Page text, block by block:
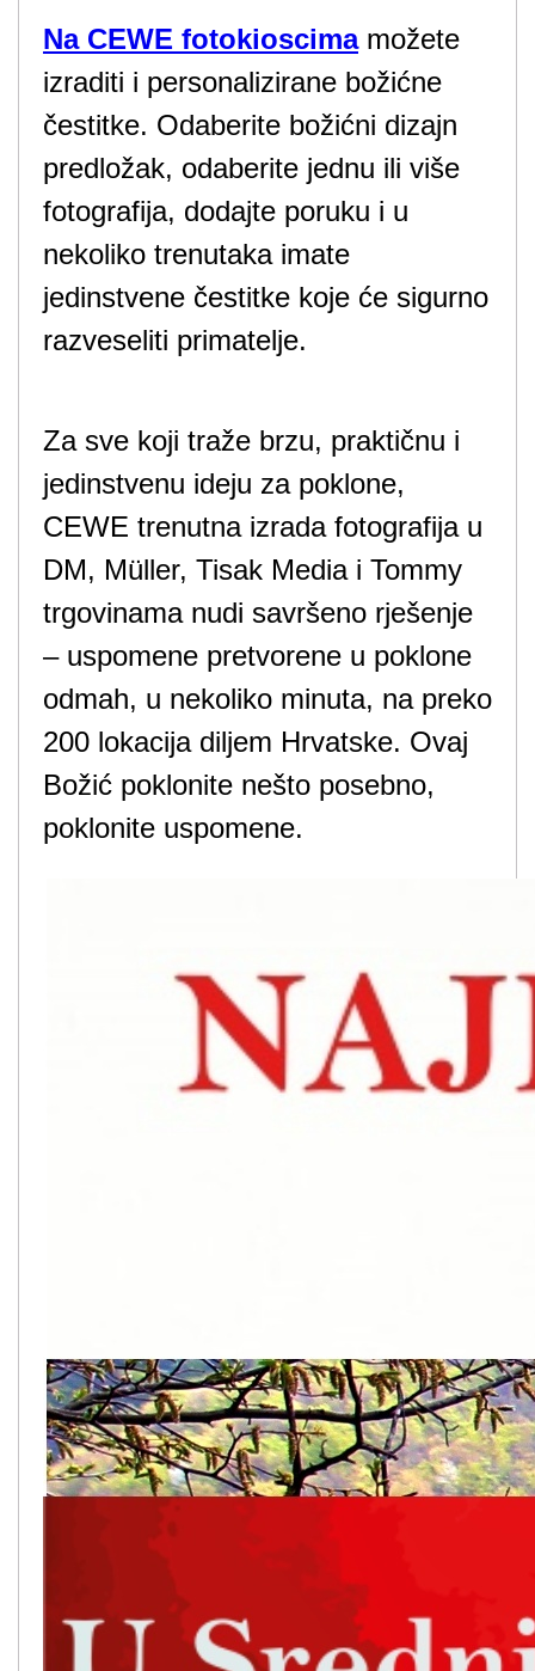
Na CEWE fotokioscimamožete
izraditi i personalizirane božićne
čestitke. Odaberite božićni dizajn
predložak, odaberite jednu ili više
fotografija, dodajte poruku i u
nekoliko trenutaka imate
jedinstvene čestitke koje će sigurno
razveseliti primatelje.
Za sve koji traže brzu, praktičnu i
jedinstvenu ideju za poklone,
CEWE trenutna izrada fotografija u
DM, Müller, Tisak Media i Tommy
trgovinama nudi savršeno rješenje
– uspomene pretvorene u poklone
odmah, u nekoliko minuta, na preko
200 lokacija diljem Hrvatske. Ovaj
Božić poklonite nešto posebno,
poklonite uspomene.